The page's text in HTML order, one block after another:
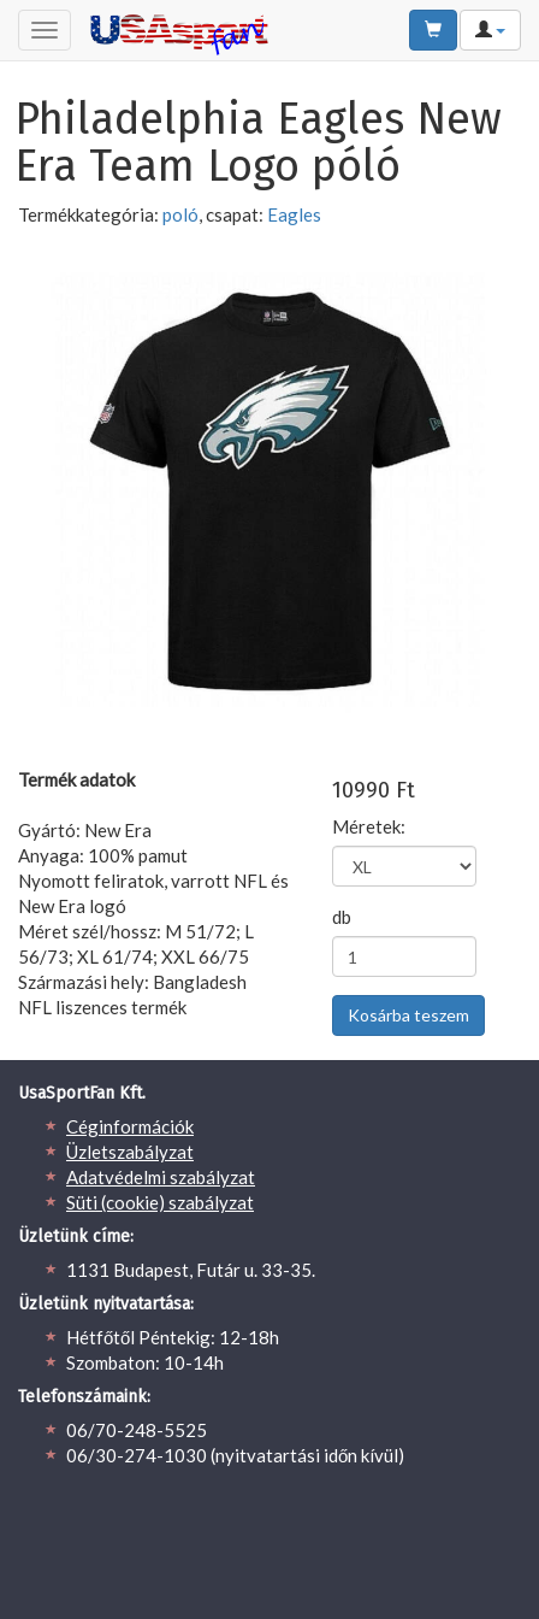
Toggle
navigation
Philadelphia Eagles New
Era Team Logo póló
Termékkategória: poló, csapat: Eagles
Termék adatok
Gyártó: New Era
Anyaga: 100% pamut
Nyomott feliratok, varrott NFL és
New Era logó
Méret szél/hossz: M 51/72; L
56/73; XL 61/74; XXL 66/75
Származási hely: Bangladesh
NFL liszences termék
10990 Ft
Méretek:
db
UsaSportFan Kft.
Céginformációk
Üzletszabályzat
Adatvédelmi szabályzat
Süti (cookie) szabályzat
Üzletünk címe:
1131 Budapest, Futár u. 33-35.
Üzletünk nyitvatartása:
Hétfőtől Péntekig: 12-18h
Szombaton: 10-14h
Telefonszámaink:
06/70-248-5525
06/30-274-1030 (nyitvatartási időn kívül)